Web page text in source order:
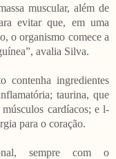
muscular, além de
evitar que, em uma
o organismo comece a
avalia Silva.
contenha ingredientes
taurina, que
cardíacos; e l-
para o coração.
sempre com o